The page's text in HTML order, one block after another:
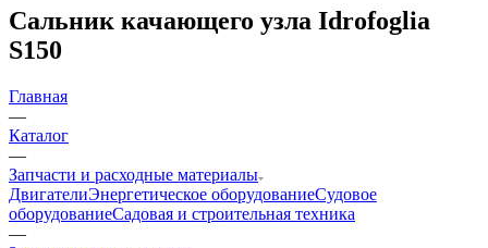
Сальник качающего узла Idrofoglia
S150
Главная
—
Каталог
—
Запчасти и расходные материалы
ДвигателиЭнергетическое оборудованиеСудовое
оборудованиеСадовая и строительная техника
—